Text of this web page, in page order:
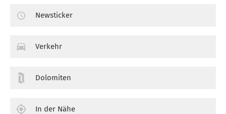
Newsticker
Verkehr
Dolomiten
In der Nähe